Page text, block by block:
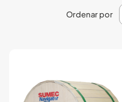
Ordenar por